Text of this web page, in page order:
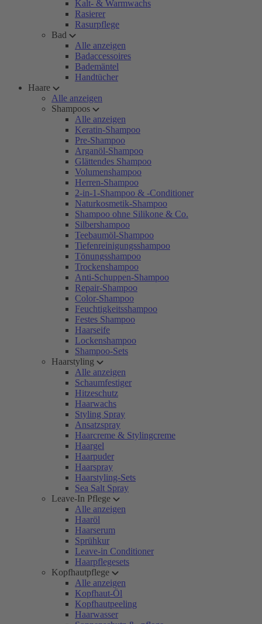
Kalt- & Warmwachs
Rasierer
Rasurpflege
Bad
Alle anzeigen
Badaccessoires
Bademäntel
Handtücher
Haare
Alle anzeigen
Shampoos
Alle anzeigen
Keratin-Shampoo
Pre-Shampoo
Arganöl-Shampoo
Glättendes Shampoo
Volumenshampoo
Herren-Shampoo
2-in-1-Shampoo & -Conditioner
Naturkosmetik-Shampoo
Shampoo ohne Silikone & Co.
Silbershampoo
Teebaumöl-Shampoo
Tiefenreinigungsshampoo
Tönungsshampoo
Trockenshampoo
Anti-Schuppen-Shampoo
Repair-Shampoo
Color-Shampoo
Feuchtigkeitsshampoo
Festes Shampoo
Haarseife
Lockenshampoo
Shampoo-Sets
Haarstyling
Alle anzeigen
Schaumfestiger
Hitzeschutz
Haarwachs
Styling Spray
Ansatzspray
Haarcreme & Stylingcreme
Haargel
Haarpuder
Haarspray
Haarstyling-Sets
Sea Salt Spray
Leave-In Pflege
Alle anzeigen
Haaröl
Haarserum
Sprühkur
Leave-in Conditioner
Haarpflegesets
Kopfhautpflege
Alle anzeigen
Kopfhaut-Öl
Kopfhautpeeling
Haarwasser